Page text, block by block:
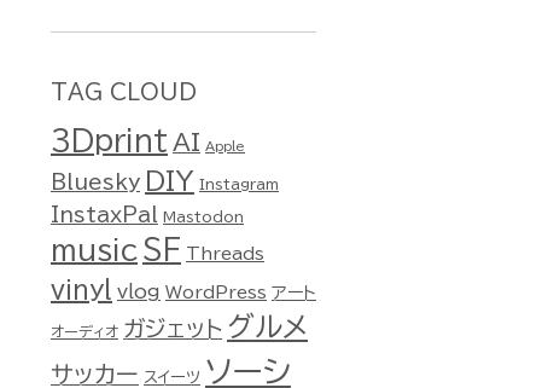
TAG CLOUD
3Dprint AI Apple
Bluesky DIY Instagram
InstaxPal Mastodon
music SF Threads
vinyl vlog WordPress アート
オーディオ ガジェット グルメ
サッカー スイーツ ソーシ